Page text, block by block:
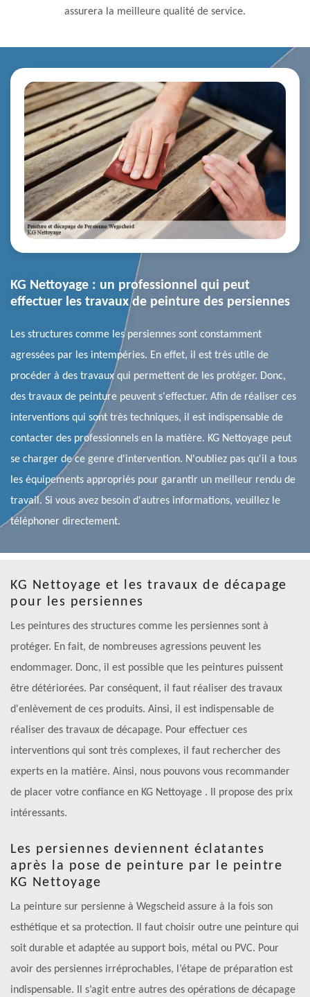
assurera la meilleure qualité de service.
KG Nettoyage : un professionnel qui peut
effectuer les travaux de peinture des persiennes
Les structures comme les persiennes sont constamment
agressées par les intempéries. En effet, il est très utile de
procéder à des travaux qui permettent de les protéger. Donc,
des travaux de peinture peuvent s'effectuer. Afin de réaliser ces
interventions qui sont très techniques, il est indispensable de
contacter des professionnels en la matière. KG Nettoyage peut
se charger de ce genre d'intervention. N'oubliez pas qu'il a tous
les équipements appropriés pour garantir un meilleur rendu de
travail. Si vous avez besoin d'autres informations, veuillez le
téléphoner directement.
KG Nettoyage et les travaux de décapage
pour les persiennes
Les peintures des structures comme les persiennes sont à
protéger. En fait, de nombreuses agressions peuvent les
endommager. Donc, il est possible que les peintures puissent
être détériorées. Par conséquent, il faut réaliser des travaux
d'enlèvement de ces produits. Ainsi, il est indispensable de
réaliser des travaux de décapage. Pour effectuer ces
interventions qui sont très complexes, il faut rechercher des
experts en la matière. Ainsi, nous pouvons vous recommander
de placer votre confiance en KG Nettoyage . Il propose des prix
intéressants.
Les persiennes deviennent éclatantes
après la pose de peinture par le peintre
KG Nettoyage
La peinture sur persienne à Wegscheid assure à la fois son
esthétique et sa protection. Il faut choisir outre une peinture qui
soit durable et adaptée au support bois, métal ou PVC. Pour
avoir des persiennes irréprochables, l’étape de préparation est
indispensable. Il s’agit entre autres des opérations de décapage